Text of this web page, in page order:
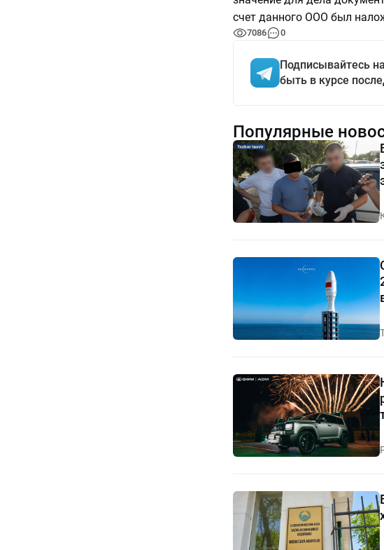
счет данного ООО был
7086 0
Подписывайтесь
быть в курсе
Популярные